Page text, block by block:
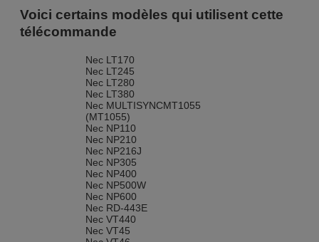
Voici certains modèles qui utilisent cette
télécommande
Nec LT170
Nec LT245
Nec LT280
Nec LT380
Nec MULTISYNCMT1055
(MT1055)
Nec NP110
Nec NP210
Nec NP216J
Nec NP305
Nec NP400
Nec NP500W
Nec NP600
Nec RD-443E
Nec VT440
Nec VT45